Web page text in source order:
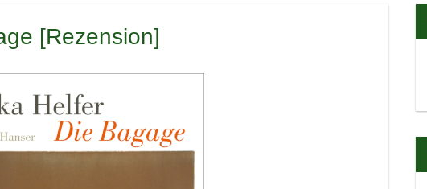
[Rezension]